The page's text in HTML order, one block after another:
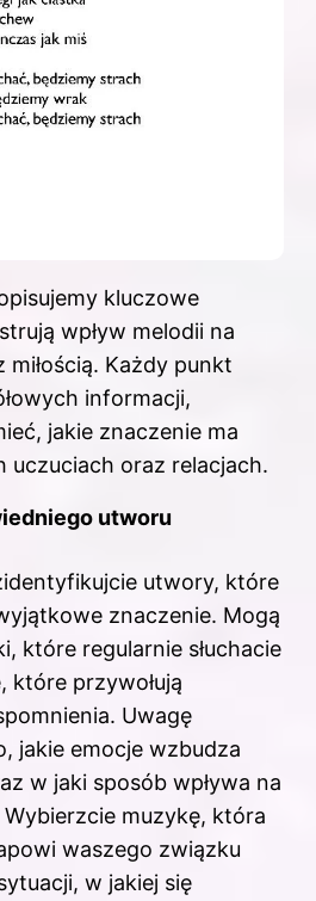
kluczowe
wpływ melodii na
miłością. Każdy punkt
informacji,
jakie znaczenie ma
uczuciach oraz relacjach.
utworu
utwory, które
znaczenie. Mogą
które regularnie słuchacie
które przywołują
Uwagę
jakie emocje wzbudza
w jaki sposób wpływa na
muzykę, która
waszego związku
w jakiej się